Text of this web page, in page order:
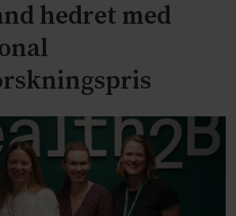
hedret med